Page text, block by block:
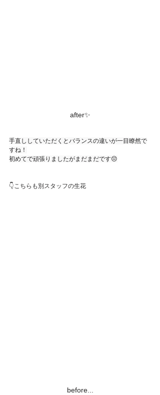
after✨
手直ししていただくとバランスの違いが一目瞭然で
すね！
初めてで頑張りましたがまだまだです😔
👇こちらも別スタッフの生花
before...